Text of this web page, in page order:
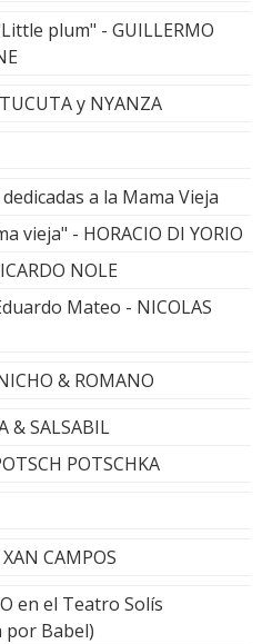
plum" - GUILLERMO
y NYANZA
a la Mama Vieja
vieja" - HORACIO DI YORIO
NOLE
Mateo - NICOLAS
& ROMANO
& SALSABIL
POTSCHKA
CAMPOS
en el Teatro Solís
por Babel)